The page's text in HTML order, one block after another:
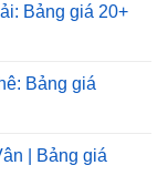
Bảng giá 20+
Bảng giá
| Bảng giá